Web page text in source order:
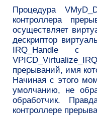
Процедура
контроллера
осуществляет
дескриптор
IRQ_Handle с
прерываний, имя
Начиная с этого
умолчанию, не
обработчик.
контроллере